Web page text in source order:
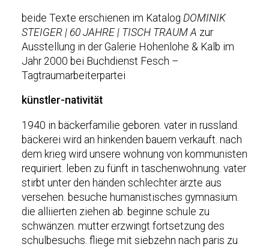
beide Texte erschienen im Katalog DOMINIK
STEIGER | 60 JAHRE | TISCH TRAUM A zur
Ausstellung in der Galerie Hohenlohe & Kalb im
Jahr 2000 bei Buchdienst Fesch –
Tagtraumarbeiterpartei
künstler-nativität
1940 in bäckerfamilie geboren. vater in russland.
bäckerei wird an hinkenden bauern verkauft. nach
dem krieg wird unsere wohnung von kommunisten
requiriert. leben zu fünft in taschenwohnung. vater
stirbt unter den händen schlechter ärzte aus
versehen. besuche humanistisches gymnasium.
die alliierten ziehen ab. beginne schule zu
schwänzen. mutter erzwingt fortsetzung des
schulbesuchs. fliege mit siebzehn nach paris zu